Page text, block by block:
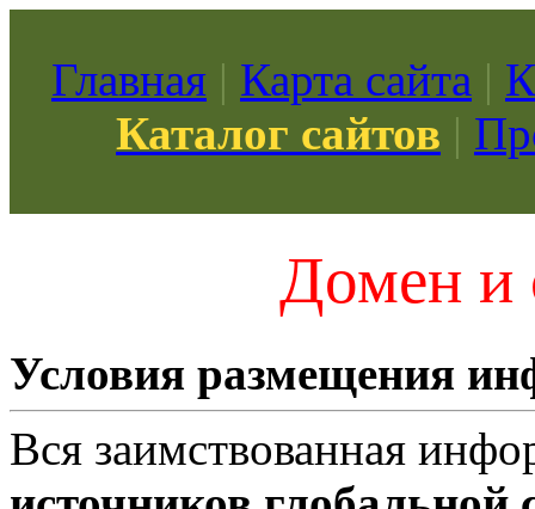
Главная | Карта сайта |
Каталог сайтов |
Домен и
Условия размещения
Вся заимствованная